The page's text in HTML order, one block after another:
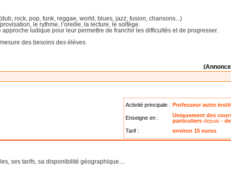
rock, pop, funk, reggae, world, blues, jazz, fusion, chansons...)
le rythme, l’oreille, la lecture, le solfège.
ludique pour leur permettre de franchir les difficultés et de progresser.
des besoins des élèves.
Activité principale : Professeur autre
Enseigne en :
Uniquement des
particuliers depuis-
Tarif :
environ 15 euros
ses tarifs, sa disponibilité géographique....